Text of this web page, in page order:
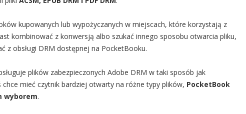
kupowanych lub wypożyczanych w miejscach, które korzystają z
kombinować z konwersją albo szukać innego sposobu otwarcia pliku,
z obsługi DRM dostępnej na PocketBooku.
plików zabezpieczonych Adobe DRM w taki sposób jak
chce mieć czytnik bardziej otwarty na różne typy plików, PocketBook
wyborem.